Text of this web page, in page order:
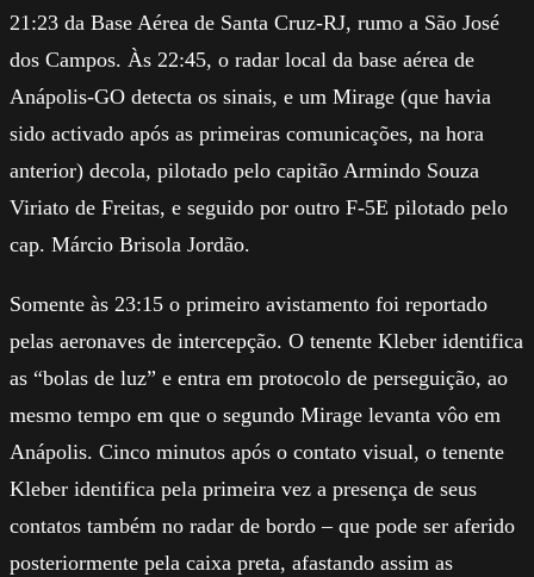
21:23 da Base Aérea de Santa Cruz-RJ, rumo a São José
dos Campos. Às 22:45, o radar local da base aérea de
Anápolis-GO detecta os sinais, e um Mirage (que havia
sido activado após as primeiras comunicações, na hora
anterior) decola, pilotado pelo capitão Armindo Souza
Viriato de Freitas, e seguido por outro F-5E pilotado pelo
cap. Márcio Brisola Jordão.
Somente às 23:15 o primeiro avistamento foi reportado
pelas aeronaves de intercepção. O tenente Kleber identifica
as “bolas de luz” e entra em protocolo de perseguição, ao
mesmo tempo em que o segundo Mirage levanta vôo em
Anápolis. Cinco minutos após o contato visual, o tenente
Kleber identifica pela primeira vez a presença de seus
contatos também no radar de bordo – que pode ser aferido
posteriormente pela caixa preta, afastando assim as